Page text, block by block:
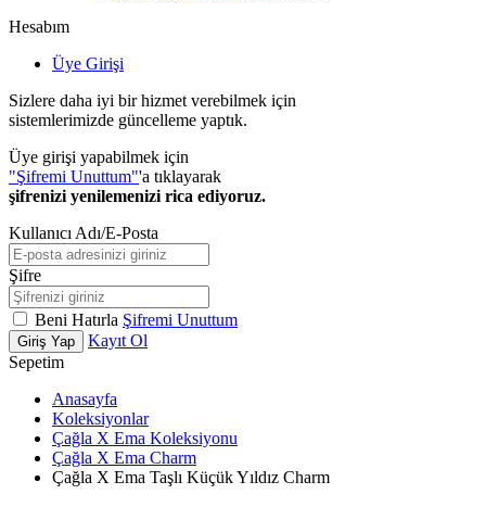
Hesabım
Üye Girişi
Sizlere daha iyi bir hizmet verebilmek için
sistemlerimizde güncelleme yaptık.
Üye girişi yapabilmek için
"Şifremi Unuttum"'a tıklayarak
şifrenizi yenilemenizi rica ediyoruz.
Kullanıcı Adı/E-Posta
Şifre
Beni Hatırla Şifremi Unuttum
Giriş Yap
Kayıt Ol
Sepetim
Anasayfa
Koleksiyonlar
Çağla X Ema Koleksiyonu
Çağla X Ema Charm
Çağla X Ema Taşlı Küçük Yıldız Charm